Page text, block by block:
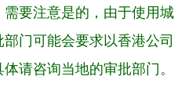
需要注意是的，由于使用城
门可能会要求以香港公司
请咨询当地的审批部门。